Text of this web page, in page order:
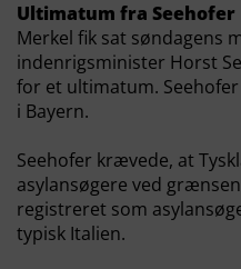
Ultimatum fra Seehofer
Merkel fik sat søndagens
indenrigsminister Horst
for et ultimatum. Seehofer
i Bayern.
Seehofer krævede, at
asylansøgere ved
registreret som
typisk Italien.